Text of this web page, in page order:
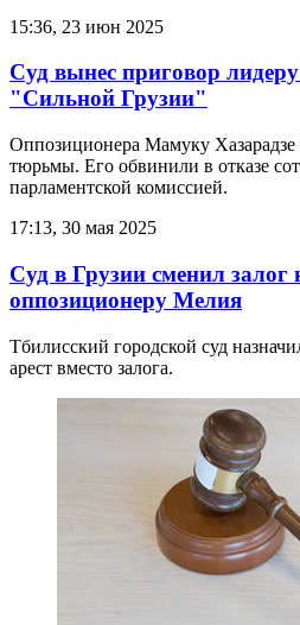
15:36, 23 июн 2025
Суд вынес приговор
"Сильной Грузии"
Оппозиционера Мамуку
тюрьмы. Его обвинили в отказе
парламентской комиссией.
17:13, 30 мая 2025
Суд в Грузии сменил залог
оппозиционеру Мелия
Тбилисский городской суд
арест вместо залога.